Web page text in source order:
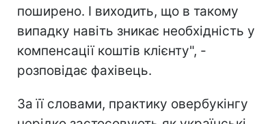
поширено. І виходить, що в такому
випадку навіть зникає необхідність у
компенсації коштів клієнту", -
розповідає фахівець.
За її словами, практику овербукінгу